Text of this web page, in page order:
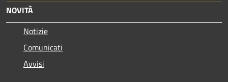
NOVITÀ
Notizie
Comunicati
Avvisi